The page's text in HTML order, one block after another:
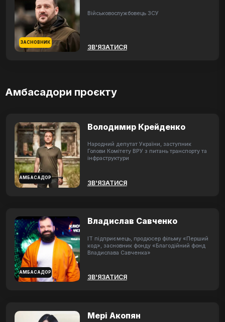
ЗАСНОВНИК
Військовослужбовець ЗСУ
ЗВ'ЯЗАТИСЯ
Амбасадори проєкту
АМБАСАДОР
Володимир Крейденко
Народний депутат України, заступник
Голови Комітету ВРУ з питань транспорту та
інфраструктури
ЗВ'ЯЗАТИСЯ
АМБАСАДОР
Владислав Савченко
ІТ підприємець, продюсер фільму «Перший
код», засновник фонду «Благодійний фонд
Владислава Савченка»
ЗВ'ЯЗАТИСЯ
Мері Акопян